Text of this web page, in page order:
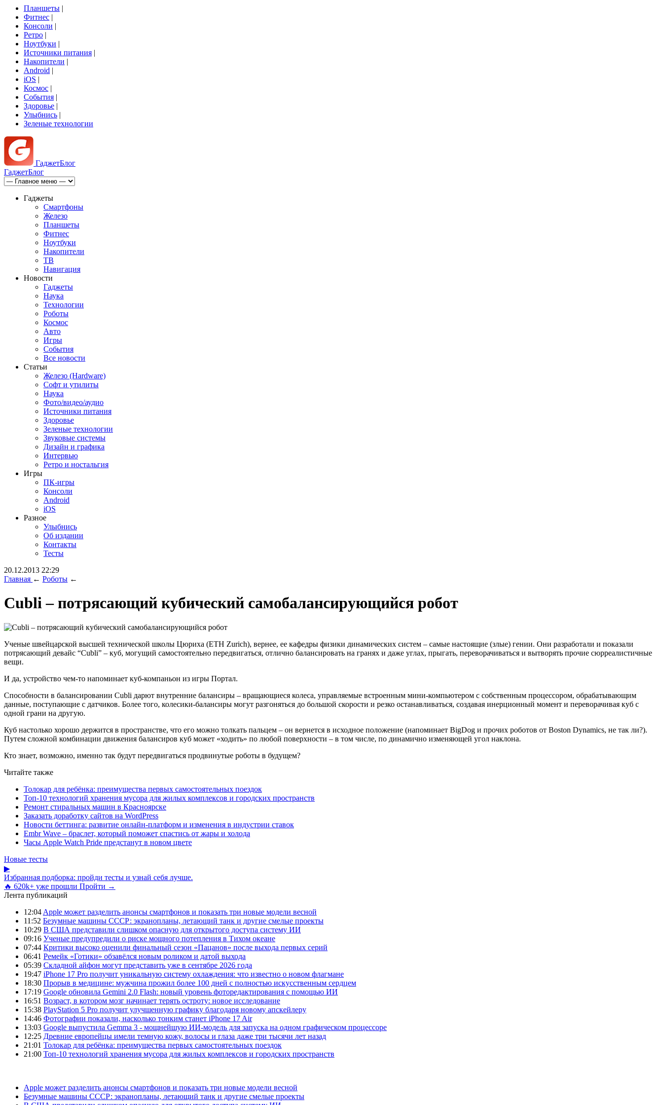
Планшеты |
Фитнес |
Консоли |
Ретро |
Ноутбуки |
Источники питания |
Накопители |
Android |
iOS |
Космос |
События |
Здоровье |
Улыбнись |
Зеленые технологии
ГаджетБлог
ГаджетБлог
Гаджеты
Смартфоны
Железо
Планшеты
Фитнес
Ноутбуки
Накопители
ТВ
Навигация
Новости
Гаджеты
Наука
Технологии
Роботы
Космос
Авто
Игры
События
Все новости
Статьи
Железо (Hardware)
Софт и утилиты
Наука
Фото/видео/аудио
Источники питания
Здоровье
Зеленые технологии
Звуковые системы
Дизайн и графика
Интервью
Ретро и ностальгия
Игры
ПК-игры
Консоли
Android
iOS
Разное
Улыбнись
Об издании
Контакты
Тесты
20.12.2013 22:29
Главная ← Роботы ←
Cubli – потрясающий кубический самобалансирующийся робот
Ученые швейцарской высшей технической школы Цюриха (ETH Zurich), вернее, ее кафедры физики динамических систем – самые настоящие (злые) гении. Они разработали и показали
потрясающий девайс “Cubli” – куб, могущий самостоятельно передвигаться, отлично балансировать на гранях и даже углах, прыгать, переворачиваться и вытворять прочие сюрреалистичные
вещи.
И да, устройство чем-то напоминает куб-компаньон из игры Портал.
Способности в балансировании Cubli дарют внутренние балансиры – вращающиеся колеса, управляемые встроенным мини-компьютером с собственным процессором, обрабатывающим
данные, поступающие с датчиков. Более того, колесики-балансиры могут разгоняться до большой скорости и резко останавливаться, создавая инерционный момент и переворачивая куб с
одной грани на другую.
Куб настолько хорошо держится в пространстве, что его можно толкать пальцем – он вернется в исходное положение (напоминает BigDog и прочих роботов от Boston Dynamics, не так ли?).
Путем сложной комбинации движения балансиров куб может «ходить» по любой поверхности – в том числе, по динамично изменяющей угол наклона.
Кто знает, возможно, именно так будут передвигаться продвинутые роботы в будущем?
Читайте также
Толокар для ребёнка: преимущества первых самостоятельных поездок
Топ-10 технологий хранения мусора для жилых комплексов и городских пространств
Ремонт стиральных машин в Красноярске
Заказать доработку сайтов на WordPress
Новости беттинга: развитие онлайн-платформ и изменения в индустрии ставок
Embr Wave – браслет, который поможет спастись от жары и холода
Часы Apple Watch Pride предстанут в новом цвете
Новые тесты
▶
Избранная подборка: пройди тесты и узнай себя лучше.
🔥 620k+ уже прошли Пройти →
Лента публикаций
12:04 Apple может разделить анонсы смартфонов и показать три новые модели весной
11:52 Безумные машины СССР: экранопланы, летающий танк и другие смелые проекты
10:29 В США представили слишком опасную для открытого доступа систему ИИ
09:16 Ученые предупредили о риске мощного потепления в Тихом океане
07:44 Критики высоко оценили финальный сезон «Пацанов» после выхода первых серий
06:41 Ремейк «Готики» обзавёлся новым роликом и датой выхода
05:39 Складной айфон могут представить уже в сентябре 2026 года
19:47 iPhone 17 Pro получит уникальную систему охлаждения: что известно о новом флагмане
18:30 Прорыв в медицине: мужчина прожил более 100 дней с полностью искусственным сердцем
17:19 Google обновила Gemini 2.0 Flash: новый уровень фоторедактирования с помощью ИИ
16:51 Возраст, в котором мозг начинает терять остроту: новое исследование
15:38 PlayStation 5 Pro получит улучшенную графику благодаря новому апскейлеру
14:46 Фотографии показали, насколько тонким станет iPhone 17 Air
13:03 Google выпустила Gemma 3 - мощнейшую ИИ-модель для запуска на одном графическом процессоре
12:25 Древние европейцы имели темную кожу, волосы и глаза даже три тысячи лет назад
21:01 Толокар для ребёнка: преимущества первых самостоятельных поездок
21:00 Топ-10 технологий хранения мусора для жилых комплексов и городских пространств
Apple может разделить анонсы смартфонов и показать три новые модели весной
Безумные машины СССР: экранопланы, летающий танк и другие смелые проекты